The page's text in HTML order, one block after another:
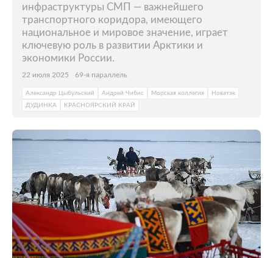
инфраструктуры СМП — важнейшего
транспортного коридора, имеющего
национальное и мировое значение, играет
ключевую роль в развитии Арктики и
экономики России.
22 июля 2025 69-я параллель
Александр Цыбульский Андрей Чибис Морская коллегия
Новатэк
ДУДИНКА
КРАСНОЯРСКИЙ КРАЙ